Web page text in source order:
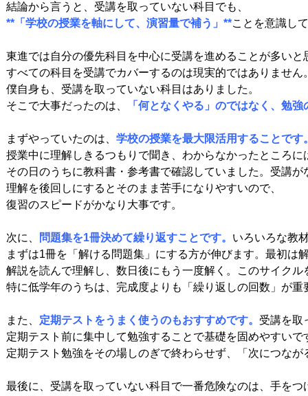
**「学校の授業を軸にして、演習量で補う」**ことを意識し
東進では自分の優先科目を中心に受講を進めることが多いと
すべての科目を受講でカバーするのは現実的ではありません
僕自身も、受講を取っていない科目はありました。
そこで大事だったのは、
「何となくやる」のではなく、勉
まずやっていたのは、 学校の授業を最大限活用することです
授業中に理解しきるつもりで聞き、わからなかったところに
その日のうちに教科書・参考書で確認していました。受講が
理解を後回しにするとそのまま苦手になりやすいので、
復習のスピードがかなり大事です。
次に、 問題集を1冊決めて繰り返すことです。 いろいろな教
まずは1冊を「解ける問題集」にする方が伸びます。最初は
解説を読んで理解し、数日後にもう一度解く。このサイクル
特に低学年のうちは、完成度よりも「繰り返しの回数」が重
また、 定期テストをうまく使うのもおすすめです。 受講を取
定期テスト前に集中して勉強することで基礎を固めやすいで
定期テスト勉強をその場しのぎで終わらせず、「次につな
最後に、受講を取っていない科目で一番危険なのは、手を